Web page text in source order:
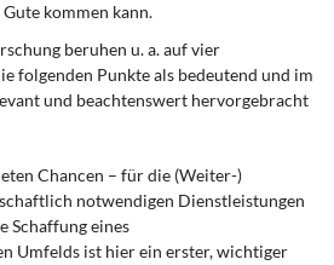
kommen kann.
beruhen u. a. auf vier
folgenden Punkte als bedeutend und im
und beachtenswert hervorgebracht
Chancen – für die (Weiter-)
notwendigen Dienstleistungen
Schaffung eines
Umfelds ist hier ein erster, wichtiger